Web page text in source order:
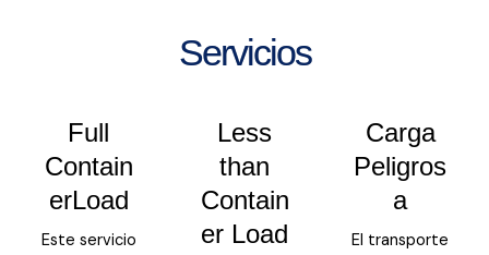
Servicios
Full
Contain
erLoad
Este servicio
Less
than
Contain
er Load
Carga
Peligros
a
El transporte